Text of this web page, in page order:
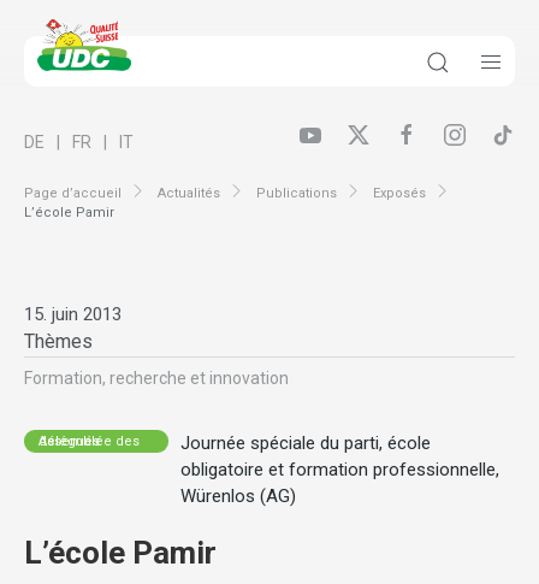
Page d’accueil Actualités Publications
Exposés
L’école Pamir
DE FR IT
15. juin 2013
Thèmes
Formation, recherche et innovation
Assemblée des délégués
Journée spéciale du parti, école
obligatoire et formation professionnelle,
Würenlos (AG)
L’école Pamir